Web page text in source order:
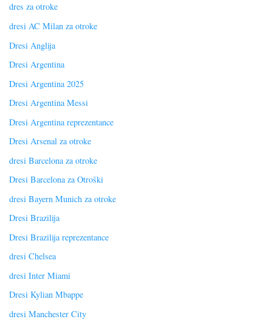
dres za otroke
dresi AC Milan za otroke
Dresi Anglija
Dresi Argentina
Dresi Argentina 2025
Dresi Argentina Messi
Dresi Argentina reprezentance
Dresi Arsenal za otroke
dresi Barcelona za otroke
Dresi Barcelona za Otroški
dresi Bayern Munich za otroke
Dresi Brazilija
Dresi Brazilija reprezentance
dresi Chelsea
dresi Inter Miami
Dresi Kylian Mbappe
dresi Manchester City